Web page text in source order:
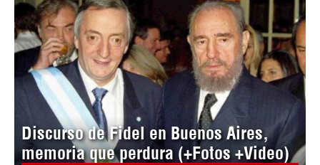
Discurso de Fidel en Buenos Aires,
memoria que perdura (+Fotos +Video)